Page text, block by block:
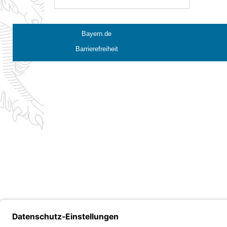
Bayern.de
Barrierefreiheit